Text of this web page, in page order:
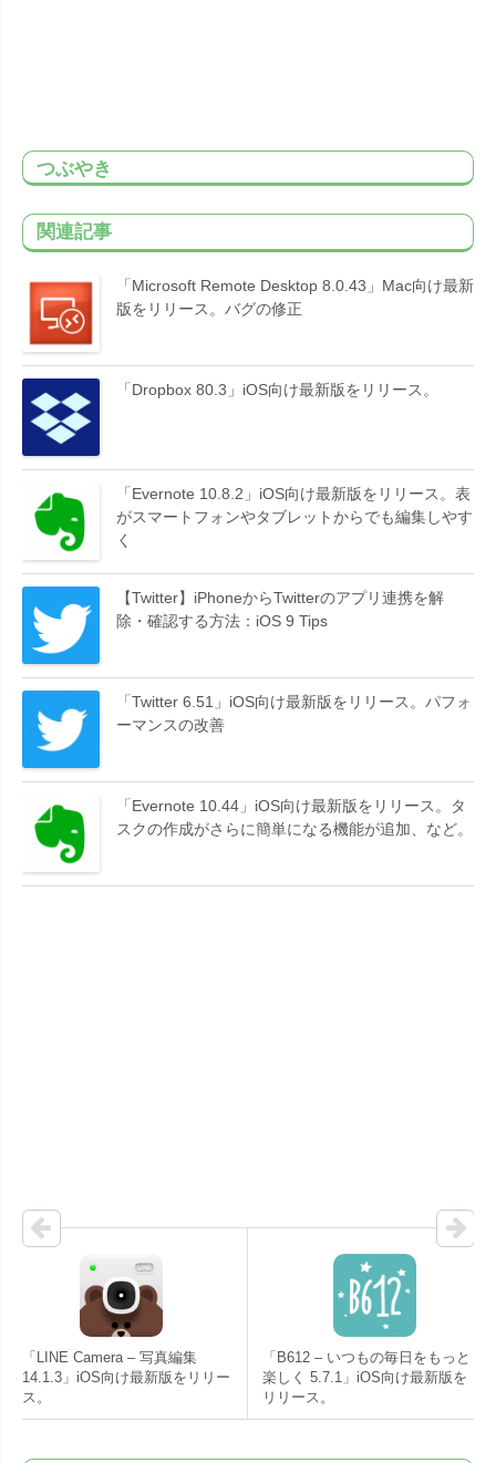
つぶやき
関連記事
「Microsoft Remote Desktop 8.0.43」Mac向け最新
版をリリース。バグの修正
「Dropbox 80.3」iOS向け最新版をリリース。
「Evernote 10.8.2」iOS向け最新版をリリース。表
がスマートフォンやタブレットからでも編集しやす
く
【Twitter】iPhoneからTwitterのアプリ連携を解
除・確認する方法：iOS 9 Tips
「Twitter 6.51」iOS向け最新版をリリース。パフォ
ーマンスの改善
「Evernote 10.44」iOS向け最新版をリリース。タ
スクの作成がさらに簡単になる機能が追加、など。
「LINE Camera – 写真編集
14.1.3」iOS向け最新版をリリー
ス。
「B612 – いつもの毎日をもっと
楽しく 5.7.1」iOS向け最新版を
リリース。